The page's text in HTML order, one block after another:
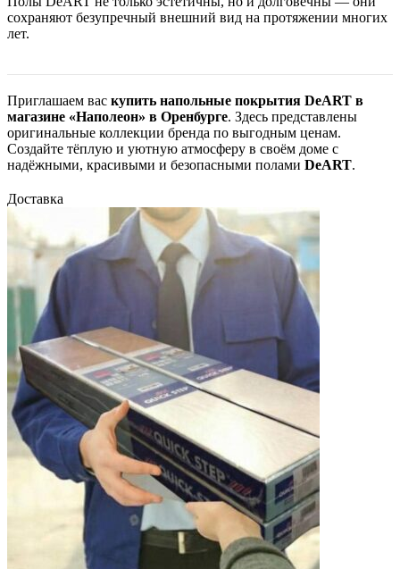
сохраняют безупречный внешний вид на протяжении многих
лет.
Приглашаем вас купить напольные покрытия DeART в
магазине «Наполеон» в Оренбурге. Здесь представлены
оригинальные коллекции бренда по выгодным ценам.
Создайте тёплую и уютную атмосферу в своём доме с
надёжными, красивыми и безопасными полами DeART.
Доставка